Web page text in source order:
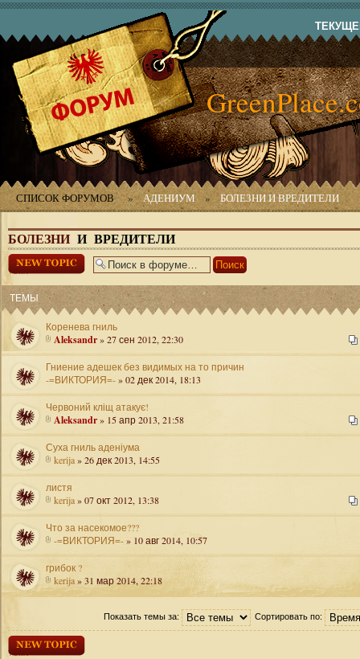
СПИСОК ФОРУМОВ » АДЕНИУМ » БОЛЕЗНИ И ВРЕДИТЕЛИ
БОЛЕЗНИ И ВРЕДИТЕЛИ
Начать новую
тему
ТЕМЫ
Коренева гниль
Aleksandr» 27 сен 2012, 22:30
Гниение адешек без видимых на то причин
-=ВИКТОРИЯ=-» 02 дек 2014, 18:13
Червоний кліщ атакує!
Aleksandr» 15 апр 2013, 21:58
Суха гниль аденіума
kerija» 26 дек 2013, 14:55
листя
kerija» 07 окт 2012, 13:38
Что за насекомое???
-=ВИКТОРИЯ=-» 10 авг 2014, 10:57
грибок ?
kerija» 31 мар 2014, 22:18
Показать темы за: Сортировать по:
Начать новую
тему